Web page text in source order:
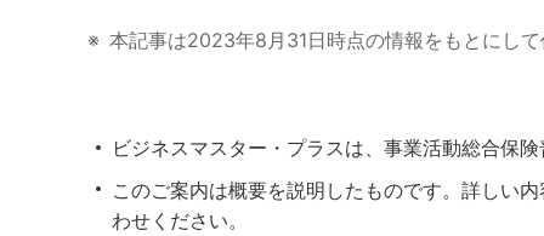
本記事は2023年8月31日時点の情報をもとにし
ビジネスマスター・プラスは、事業活動総合保
このご案内は概要を説明したものです。詳しい
わせください。